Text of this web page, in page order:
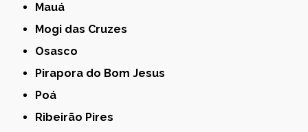
Mauá
Mogi das Cruzes
Osasco
Pirapora do Bom Jesus
Poá
Ribeirão Pires